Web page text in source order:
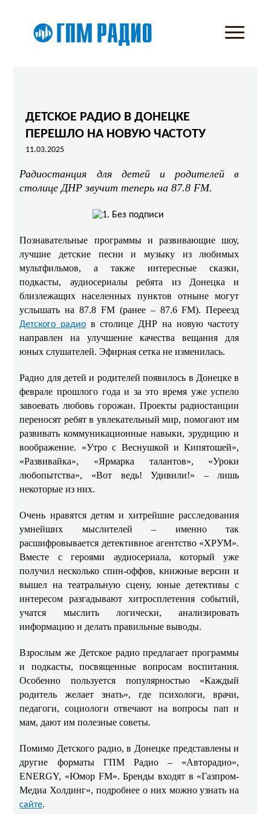
ДЕТСКОЕ РАДИО В ДОНЕЦКЕ
ПЕРЕШЛО НА НОВУЮ ЧАСТОТУ
11.03.2025
Радиостанция для детей и родителей в
столице ДНР звучит теперь на 87.8 FM.
Познавательные программы и развивающие шоу,
лучшие детские песни и музыку из любимых
мультфильмов, а также интересные сказки,
подкасты, аудиосериалы ребята из Донецка и
близлежащих населенных пунктов отныне могут
услышать на 87.8 FM (ранее – 87.6 FM). Переезд
Детского радио в столице ДНР на новую частоту
направлен на улучшение качества вещания для
юных слушателей. Эфирная сетка не изменилась.
Радио для детей и родителей появилось в Донецке в
феврале прошлого года и за это время уже успело
завоевать любовь горожан. Проекты радиостанции
переносят ребят в увлекательный мир, помогают им
развивать коммуникационные навыки, эрудицию и
воображение. «Утро с Веснушкой и Кипятошей»,
«Развивайка», «Ярмарка талантов», «Уроки
любопытства», «Вот ведь! Удивили!» – лишь
некоторые из них.
Очень нравятся детям и хитрейшие расследования
умнейших мыслителей – именно так
расшифровывается детективное агентство «ХРУМ».
Вместе с героями аудиосериала, который уже
получил несколько спин-оффов, книжные версии и
вышел на театральную сцену, юные детективы с
интересом разгадывают хитросплетения событий,
учатся мыслить логически, анализировать
информацию и делать правильные выводы.
Взрослым же Детское радио предлагает программы
и подкасты, посвященные вопросам воспитания.
Особенно пользуется популярностью «Каждый
родитель желает знать», где психологи, врачи,
педагоги, социологи отвечают на вопросы пап и
мам, дают им полезные советы.
Помимо Детского радио, в Донецке представлены и
другие форматы ГПМ Радио – «Авторадио»,
ENERGY, «Юмор FM». Бренды входят в «Газпром-
Медиа Холдинг», подробнее о них можно узнать на
сайте.